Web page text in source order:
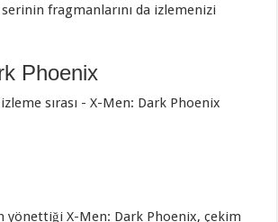
fragmanlarını da izlemenizi
Phoenix
yönettiği X-Men: Dark Phoenix, çekim